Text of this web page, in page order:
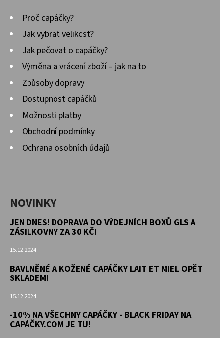
Proč capáčky?
Jak vybrat velikost?
Jak pečovat o capáčky?
Výměna a vrácení zboží – jak na to
Způsoby dopravy
Dostupnost capáčků
Možnosti platby
Obchodní podmínky
Ochrana osobních údajů
NOVINKY
JEN DNES! DOPRAVA DO VÝDEJNÍCH BOXŮ GLS A
ZÁSILKOVNY ZA 30 KČ!
15.12.2024
BAVLNĚNÉ A KOŽENÉ CAPÁČKY LAIT ET MIEL OPĚT
SKLADEM!
15.12.2024
-10% NA VŠECHNY CAPÁČKY - BLACK FRIDAY NA
CAPÁČKY.COM JE TU!